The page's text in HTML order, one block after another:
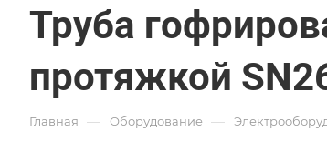
Труба
протяжкой
Главная — Оборудование —